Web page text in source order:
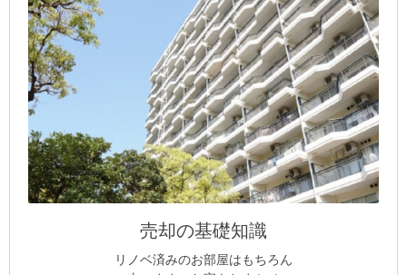
売却の基礎知識
リノベ済みのお部屋はもちろん